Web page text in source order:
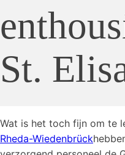
St.
Wat is het toch fijn om te
Rheda-Wiedenbrück